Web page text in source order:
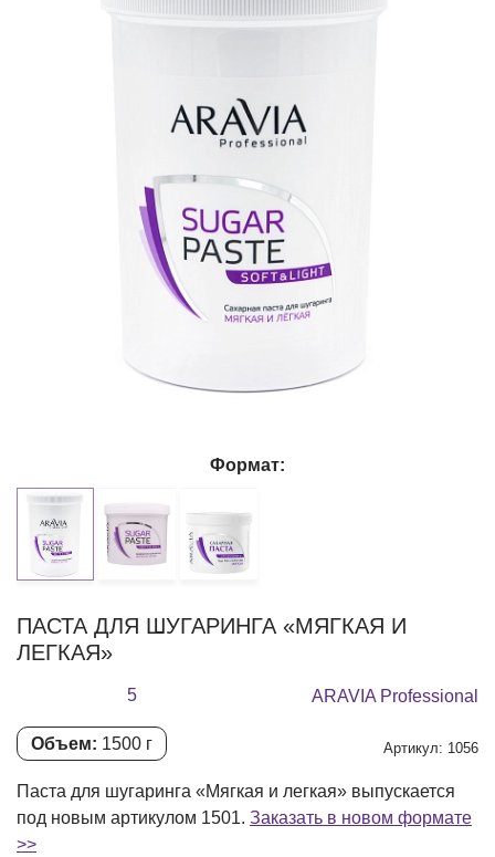
ПАСТА ДЛЯ ШУГАРИНГА «МЯГКАЯ И
ЛЕГКАЯ»
5 ARAVIA Professional
Объем: 1500 г Артикул: 1056
Паста для шугаринга «Мягкая и легкая» выпускается
под новым артикулом 1501. Заказать в новом формате
>>
Формат: